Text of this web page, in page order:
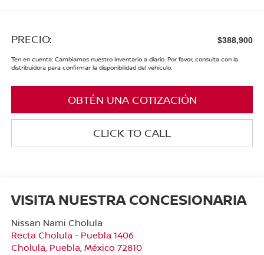
PRECIO: $388,900
Ten en cuenta: Cambiamos nuestro inventario a diario. Por favor, consulta con la
distribuidora para confirmar la disponibilidad del vehículo.
OBTÉN UNA COTIZACIÓN
CLICK TO CALL
VISITA NUESTRA CONCESIONARIA
Nissan Nami Cholula
Recta Cholula - Puebla 1406
Cholula Puebla , México 72810